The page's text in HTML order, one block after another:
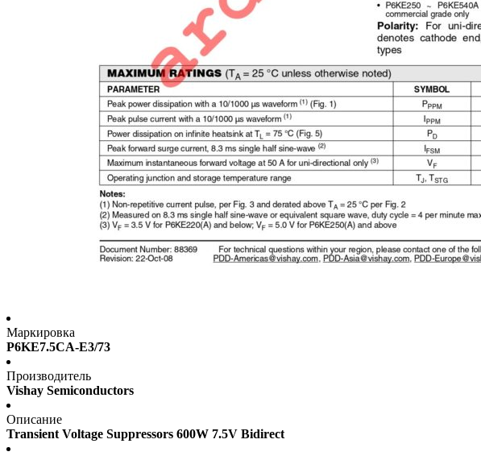
Маркировка
P6KE7.5CA-E3/73
Производитель
Vishay Semiconductors
Описание
Transient Voltage Suppressors 600W 7.5V Bidirect